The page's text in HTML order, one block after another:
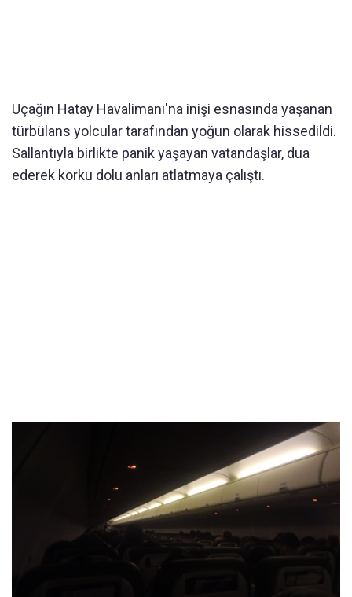
Uçağın Hatay Havalimanı'na inişi esnasında yaşanan
türbülans yolcular tarafından yoğun olarak hissedildi.
Sallantıyla birlikte panik yaşayan vatandaşlar, dua
ederek korku dolu anları atlatmaya çalıştı.